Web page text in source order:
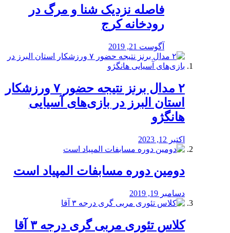
️فاصله نزدیک شنا و مرگ در
رودخانه کرج
آگوست 21, 2019
۲ مدال برنز نتیجه حضور ۷ ورزشکار
استان البرز در بازی‌های آسیایی
هانگژو
اکتبر 12, 2023
دومین دوره مسابفات المپیاد است
دسامبر 19, 2019
کلاس تئوری مربی گری درجه ۳ آقا